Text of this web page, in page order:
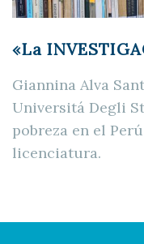
«La
Giannina Alva
Universitá Degli
pobreza en el
licenciatura.